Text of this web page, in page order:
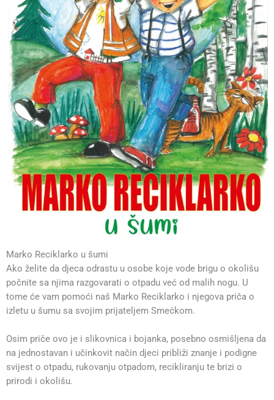
Marko Reciklarko u šumi
Ako želite da djeca odrastu u osobe koje vode brigu o okolišu
počnite sa njima razgovarati o otpadu već od malih nogu. U
tome će vam pomoći naš Marko Reciklarko i njegova priča o
izletu u šumu sa svojim prijateljem Smećkom.
Osim priče ovo je i slikovnica i bojanka, posebno osmišljena da
na jednostavan i učinkovit način djeci približi znanje i podigne
svijest o otpadu, rukovanju otpadom, recikliranju te brizi o
prirodi i okolišu.